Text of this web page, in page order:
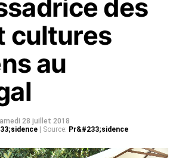
des
cultures
au
28 juillet 2018
| Source: Pr&#233;sidence